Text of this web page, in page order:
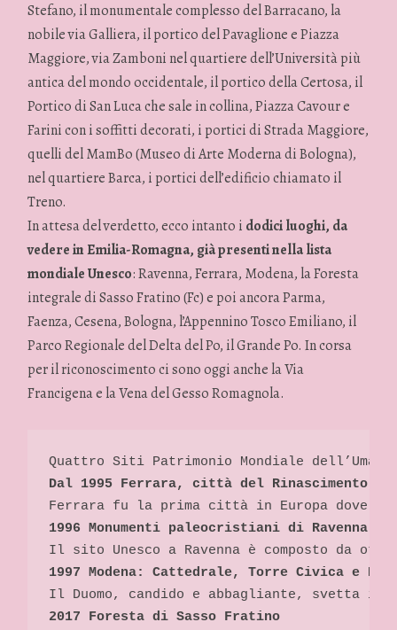
Stefano, il monumentale complesso del Barracano, la
nobile via Galliera, il portico del Pavaglione e Piazza
Maggiore, via Zamboni nel quartiere dell’Università più
antica del mondo occidentale, il portico della Certosa, il
Portico di San Luca che sale in collina, Piazza Cavour e
Farini con i soffitti decorati, i portici di Strada Maggiore,
quelli del MamBo (Museo di Arte Moderna di Bologna),
nel quartiere Barca, i portici dell’edificio chiamato il
Treno.
In attesa del verdetto, ecco intanto i dodici luoghi, da
vedere in Emilia-Romagna, già presenti nella lista
mondiale Unesco: Ravenna, Ferrara, Modena, la Foresta
integrale di Sasso Fratino (Fc) e poi ancora Parma,
Faenza, Cesena, Bologna, l’Appennino Tosco Emiliano, il
Parco Regionale del Delta del Po, il Grande Po. In corsa
per il riconoscimento ci sono oggi anche la Via
Francigena e la Vena del Gesso Romagnola.
Dal 1995 Ferrara, città del Rinascimento,